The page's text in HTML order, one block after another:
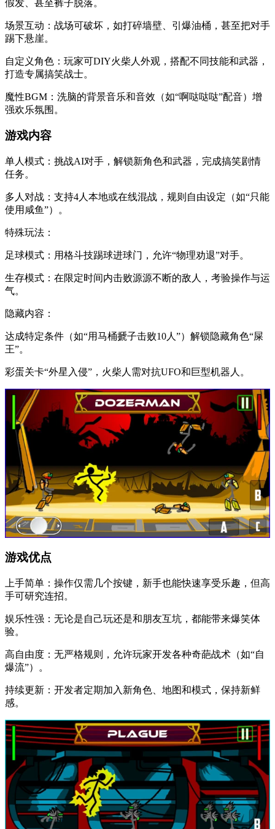
假发、甚至裤子脱落。
​​场景互动​​：战场可破坏，如打碎墙壁、引爆油桶，甚至把对手
踢下悬崖。
​​自定义角色​​：玩家可DIY火柴人外观，搭配不同技能和武器，
打造专属搞笑战士。
​​魔性BGM​​：洗脑的背景音乐和音效（如“啊哒哒哒”配音）增
强欢乐氛围。
​​游戏内容​​
​​单人模式​​：挑战AI对手，解锁新角色和武器，完成搞笑剧情
任务。
​​多人对战​​：支持4人本地或在线混战，规则自由设定（如“只能
使用咸鱼”）。
​​特殊玩法​​：
​​足球模式​​：用格斗技踢球进球门，允许“物理劝退”对手。
​​生存模式​​：在限定时间内击败源源不断的敌人，考验操作与运
气。
​​隐藏内容​​：
达成特定条件（如“用马桶搋子击败10人”）解锁隐藏角色“屎
王”。
彩蛋关卡“外星入侵”，火柴人需对抗UFO和巨型机器人。
​​游戏优点​​
​​上手简单​​：操作仅需几个按键，新手也能快速享受乐趣，但高
手可研究连招。
​​娱乐性强​​：无论是自己玩还是和朋友互坑，都能带来爆笑体
验。
​​高自由度​​：无严格规则，允许玩家开发各种奇葩战术（如“自
爆流”）。
​​持续更新​​：开发者定期加入新角色、地图和模式，保持新鲜
感。